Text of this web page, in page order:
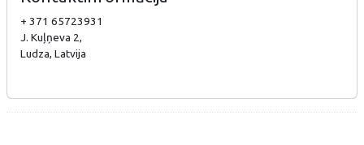
+ 371 65723931
J. Kuļņeva 2,
Ludza, Latvija